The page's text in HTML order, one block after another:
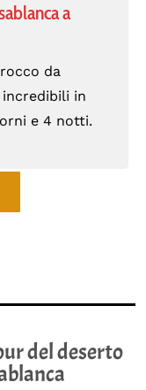
a
da
incredibili in
e 4 notti.
del deserto